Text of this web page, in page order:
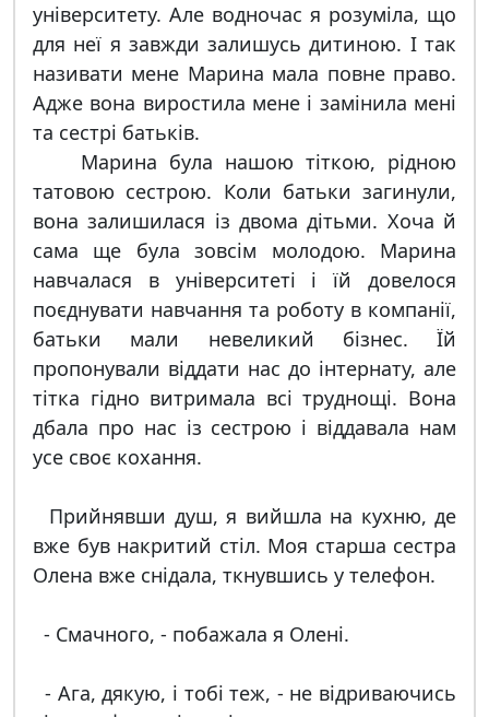
університету. Але водночас я розуміла, що
для неї я завжди залишусь дитиною. І так
називати мене Марина мала повне право.
Адже вона виростила мене і замінила мені
та сестрі батьків.
Марина була нашою тіткою, рідною
татовою сестрою. Коли батьки загинули,
вона залишилася із двома дітьми. Хоча й
сама ще була зовсім молодою. Марина
навчалася в університеті і їй довелося
поєднувати навчання та роботу в компанії,
батьки мали невеликий бізнес. Їй
пропонували віддати нас до інтернату, але
тітка гідно витримала всі труднощі. Вона
дбала про нас із сестрою і віддавала нам
усе своє кохання.
Прийнявши душ, я вийшла на кухню, де
вже був накритий стіл. Моя старша сестра
Олена вже снідала, ткнувшись у телефон.
- Смачного, - побажала я Олені.
- Ага, дякую, і тобі теж, - не відриваючись